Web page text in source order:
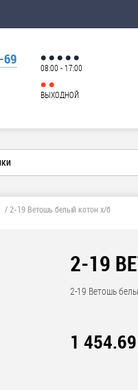
69
08:00 - 17:00
ВЫХОДНОЙ
/ 2-19 Ветошь белый котон х/б
2-19
2-19 Ветошь
1